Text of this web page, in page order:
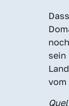
sein
vom